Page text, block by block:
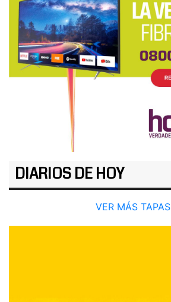
DIARIOS DE HOY
VER MÁS TAPAS